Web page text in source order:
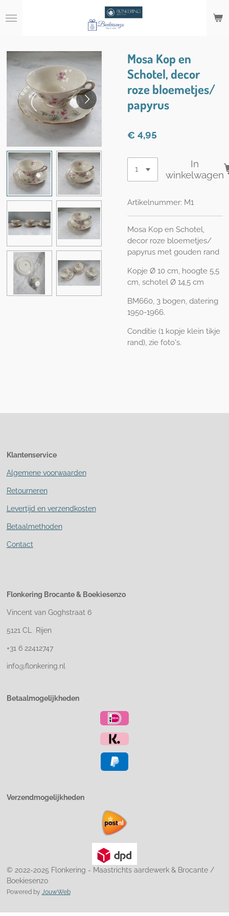
direct
hoofdinhoud
Mosa Kop en
Schotel, decor
roze bloemetjes/
papyrus
€ 4,95
In
winkelwagen
Artikelnummer: M1
Mosa Kop en Schotel,
decor roze bloemetjes/
papyrus met gouden rand
Kopje Ø 10 cm, hoogte 5,5
cm, schotel Ø 14,5 cm
BM660, 3 bogen, datering
1950-1966.
Conditie (1 kopje klein tikje
rand), zie foto's.
Klantenservice
Algemene voorwaarden
Retourneren
Levertijd en verzendkosten
Betaalmethoden
Contact
Flonkering Brocante & Boekiesenzo
Vincent van Goghstraat 6
5121 CL Rijen
+31 6 22412747
info@flonkering.nl
Betaalmogelijkheden
Verzendmogelijkheden
© 2022-2025 Flonkering - Maastrichts aardewerk & Brocante /
Boekiesenzo
Powered by JouwWeb